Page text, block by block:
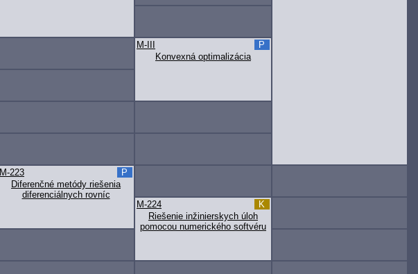
Konvexná optimalizácia
M-III P
Diferenčné metódy riešenia
diferenciálnych rovníc
M-223 P
Riešenie inžinierskych úloh
pomocou numerického softvéru
M-224 K